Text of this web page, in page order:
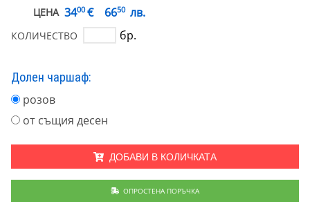
ЦЕНА 3400 € 6650 лв.
КОЛИЧЕСТВО бр.
Долен чаршаф:
розов
от същия десен
ДОБАВИ В КОЛИЧКАТА
ОПРОСТЕНА ПОРЪЧКА